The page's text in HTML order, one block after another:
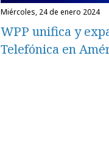
miércoles, 24 de enero 2024
WPP unifica y
Telefónica en